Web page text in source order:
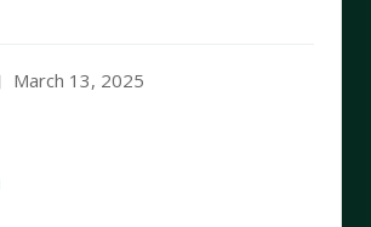
March 13, 2025